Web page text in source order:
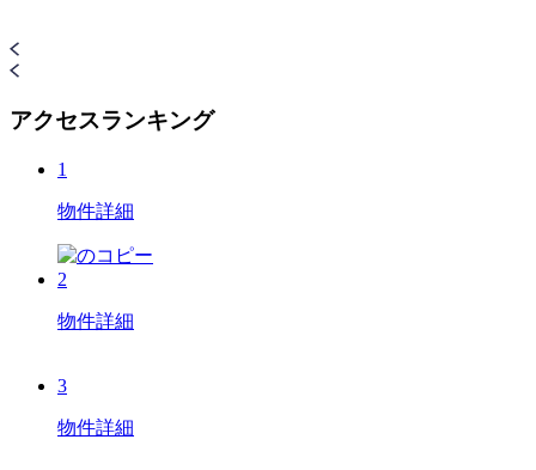
アクセスランキング
1
物件詳細
2
物件詳細
3
物件詳細